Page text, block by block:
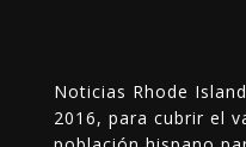
Noticias Rhode
2016, para cubrir el